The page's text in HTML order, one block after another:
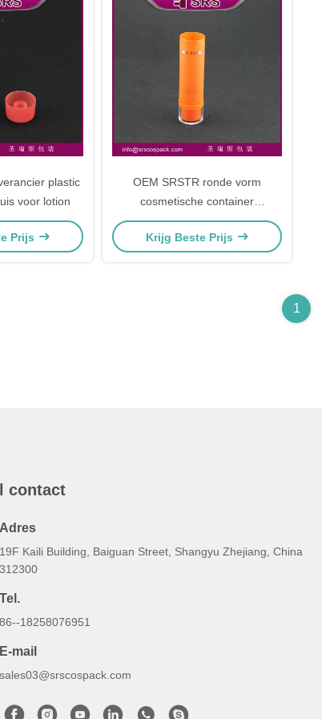
plastic
voor lotion
Prijs
OEM SRSTR ronde vorm
cosmetische container
leverancier
huidverzorgingscrème buis
Krijg Beste Prijs
1
contact
Adres
19F Kaili Building, Baiguan Street, Shangyu Zhejiang, China
312300
Tel.
86--18258076951
E-mail
sales03@srscospack.com